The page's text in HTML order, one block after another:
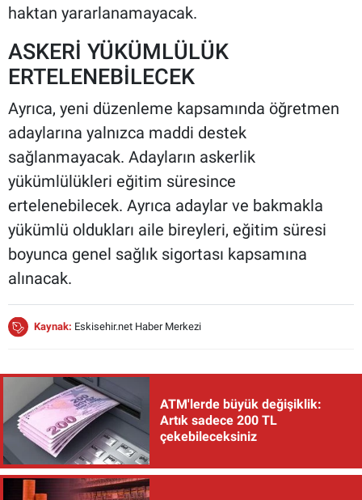
haktan yararlanamayacak.
ASKERİ YÜKÜMLÜLÜK
ERTELENEBİLECEK
Ayrıca, yeni düzenleme kapsamında öğretmen
adaylarına yalnızca maddi destek
sağlanmayacak. Adayların askerlik
yükümlülükleri eğitim süresince
ertelenebilecek. Ayrıca adaylar ve bakmakla
yükümlü oldukları aile bireyleri, eğitim süresi
boyunca genel sağlık sigortası kapsamına
alınacak.
Kaynak: Eskisehir.net Haber Merkezi
ATM'lerde büyük değişiklik:
Artık sadece 200 TL
çekebileceksiniz